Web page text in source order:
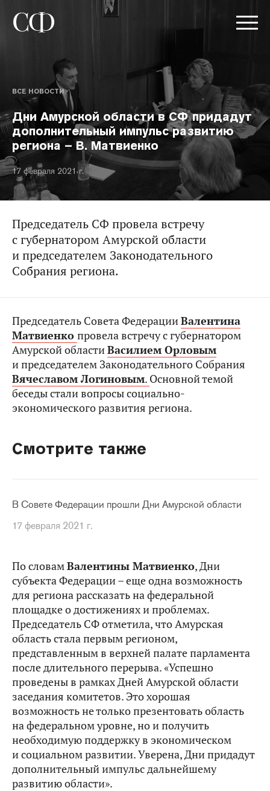
ВСЕ НОВОСТИ
Дни Амурской области в СФ придадут
дополнительный импульс развитию
региона – В. Матвиенко
17 февраля 2021 г.
Председатель СФ провела встречу
с губернатором Амурской области
и председателем Законодательного
Собрания региона.
Председатель Совета ФедерацииВалентина
Матвиенко провела встречу с губернатором
Амурской областиВасилием Орловым
и председателем Законодательного Собрания
Вячеславом Логиновым. Основной темой
беседы стали вопросы социально-
экономического развития региона.
Смотрите также
В Совете Федерации прошли Дни Амурской области
17 февраля 2021 г.
По словамВалентины Матвиенко, Дни
субъекта Федерации – еще одна возможность
для региона рассказать на федеральной
площадке о достижениях и проблемах.
Председатель СФ отметила, что Амурская
область стала первым регионом,
представленным в верхней палате парламента
после длительного перерыва. «Успешно
проведены в рамках Дней Амурской области
заседания комитетов. Это хорошая
возможность не только презентовать область
на федеральном уровне, но и получить
необходимую поддержку в экономическом
и социальном развитии. Уверена, Дни придадут
дополнительный импульс дальнейшему
развитию области».